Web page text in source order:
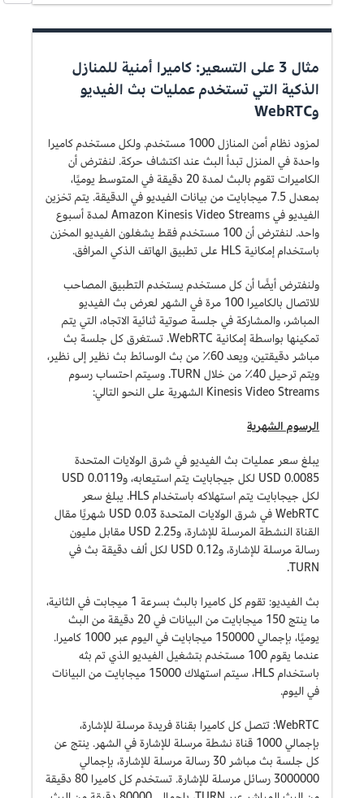
مثال 3 على التسعير: كاميرا أمنية للمنازل
الذكية التي تستخدم عمليات بث الفيديو
وWebRTC
لمزود نظام أمن المنازل 1000 مستخدم. ولكل مستخدم كاميرا
واحدة في المنزل تبدأ البث عند اكتشاف حركة. لنفترض أن
الكاميرات تقوم بالبث لمدة 20 دقيقة في المتوسط يوميًا،
بمعدل 7.5 ميجابايت من بيانات الفيديو في الدقيقة. يتم تخزين
الفيديو في Amazon Kinesis Video Streams لمدة أسبوع
واحد. لنفترض أن 100 مستخدم فقط يشغلون الفيديو المخزن
باستخدام إمكانية HLS على تطبيق الهاتف الذكي المرافق.
ولنفترض أيضًا أن كل مستخدم يستخدم التطبيق المصاحب
للاتصال بالكاميرا 100 مرة في الشهر لعرض بث الفيديو
المباشر، والمشاركة في جلسة صوتية ثنائية الاتجاه، التي يتم
تمكينها بواسطة إمكانية WebRTC. تستغرق كل جلسة بث
مباشر دقيقتين، ويعد 60٪ من بث الوسائط بث نظير إلى نظير،
ويتم ترحيل 40٪ من خلال TURN. وسيتم احتساب رسوم
Kinesis Video Streams الشهرية على النحو التالي:
الرسوم الشهرية
يبلغ سعر عمليات بث الفيديو في شرق الولايات المتحدة
0.0085 USD لكل جيجابايت يتم استيعابه، و0.0119 USD
لكل جيجابايت يتم استهلاكه باستخدام HLS. يبلغ سعر
WebRTC في شرق الولايات المتحدة 0.03 USD شهريًا مقال
القناة النشطة المرسلة للإشارة، و2.25 USD مقابل مليون
رسالة مرسلة للإشارة، و0.12 USD لكل ألف دقيقة بث في
TURN.
بث الفيديو: تقوم كل كاميرا بالبث بسرعة 1 ميجابت في الثانية،
ما ينتج 150 ميجابايت من البيانات في 20 دقيقة من البث
يوميًا، بإجمالي 150000 ميجابايت في اليوم عبر 1000 كاميرا.
عندما يقوم 100 مستخدم بتشغيل الفيديو الذي تم بثه
باستخدام HLS، سيتم استهلاك 15000 ميجابايت من البيانات
في اليوم.
WebRTC: تتصل كل كاميرا بقناة فريدة مرسلة للإشارة،
بإجمالي 1000 قناة نشطة مرسلة للإشارة في الشهر. ينتج عن
كل جلسة بث مباشر 30 رسالة مرسلة للإشارة، بإجمالي
3000000 رسائل مرسلة للإشارة. تستخدم كل كاميرا 80 دقيقة